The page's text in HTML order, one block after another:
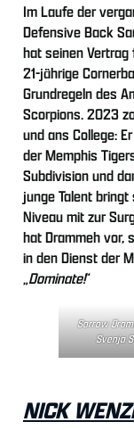
Im Laufe der
Defensive Back
hat seinen
21-jährige
Grundregeln des
Scorpions. 2023
und ans College:
der Memphis
Subdivision und
junge Talent
Niveau mit zur
hat Drammeh vor,
in den Dienst der
„Dominate!“
Sarrow
Svenja
NICK